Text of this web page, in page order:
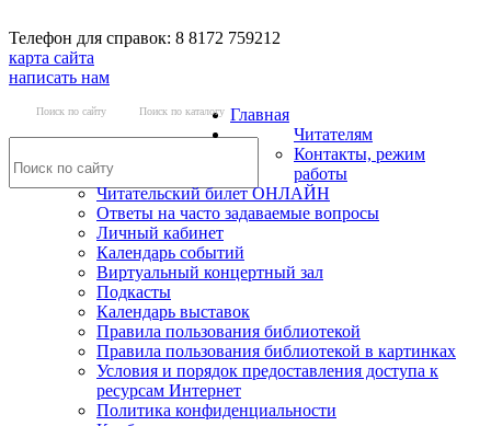
Телефон для справок: 8 8172 759212
карта сайта
написать нам
Поиск по сайту Поиск по каталогу Главная
Читателям
Контакты, режим
работы
Читательский билет ОНЛАЙН
Ответы на часто задаваемые вопросы
Личный кабинет
Календарь событий
Виртуальный концертный зал
Подкасты
Календарь выставок
Правила пользования библиотекой
Правила пользования библиотекой в картинках
Условия и порядок предоставления доступа к
ресурсам Интернет
Политика конфиденциальности